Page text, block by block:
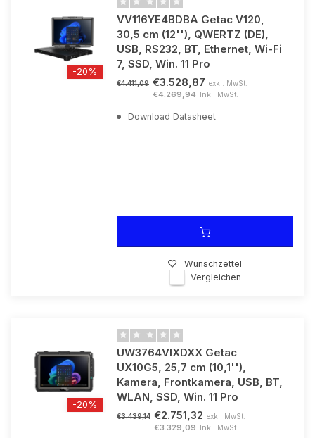
-20%
VV116YE4BDBA Getac V120,
30,5 cm (12''), QWERTZ (DE),
USB, RS232, BT, Ethernet, Wi-Fi
7, SSD, Win. 11 Pro
€4.411,09 €3.528,87 exkl. MwSt.
€4.269,94 Inkl. MwSt.
Download Datasheet
Wunschzettel
Vergleichen
-20%
UW3764VIXDXX Getac
UX10G5, 25,7 cm (10,1''),
Kamera, Frontkamera, USB, BT,
WLAN, SSD, Win. 11 Pro
€3.439,14 €2.751,32 exkl. MwSt.
€3.329,09 Inkl. MwSt.